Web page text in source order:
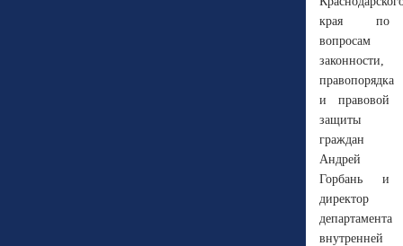
края по
вопросам
законности,
правопорядка
и правовой
защиты
граждан
Андрей
Горбань и
директор
департамента
внутренней